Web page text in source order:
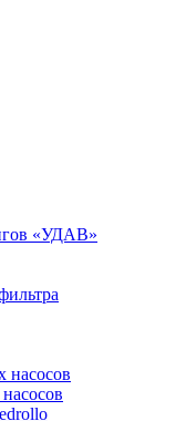
«УДАВ»
насосов